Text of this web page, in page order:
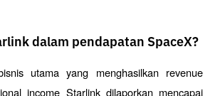
dalam pendapatan SpaceX?
utama yang menghasilkan revenue
income Starlink dilaporkan mencapai